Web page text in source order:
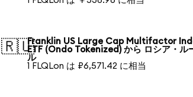
🇷🇺Franklin US Large Cap Multifactor
ETF (Ondo Tokenized) から ロシア・ル
ル
1 FLQLon は ₽6,571.42 に相当